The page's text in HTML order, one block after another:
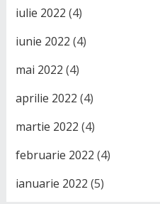
iulie 2022 (4)
iunie 2022 (4)
mai 2022 (4)
aprilie 2022 (4)
martie 2022 (4)
februarie 2022 (4)
ianuarie 2022 (5)